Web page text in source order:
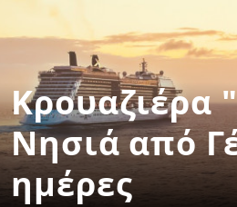
Κρουαζιέρα
Νησιά από
ημέρες